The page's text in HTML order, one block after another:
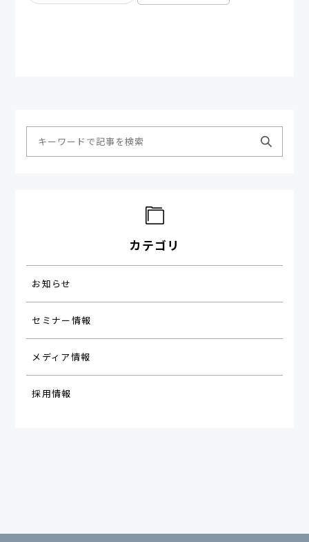
カテゴリ
お知らせ
セミナー情報
メディア情報
採用情報